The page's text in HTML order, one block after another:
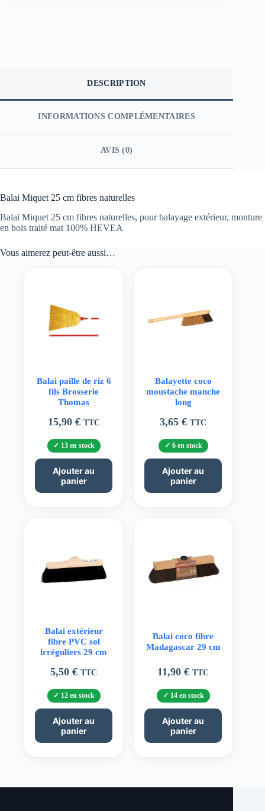
DESCRIPTION
INFORMATIONS COMPLÉMENTAIRES
AVIS (0)
Balai Miquet 25 cm fibres naturelles
Balai Miquet 25 cm fibres naturelles, pour balayage extérieur, monture
en bois traité mat 100% HEVEA
Vous aimerez peut-être aussi…
Balai paille de riz 6
fils Brosserie
Thomas
15,90 € TTC
13 en stock
Ajouter au
panier
Balayette coco
moustache manche
long
3,65€ TTC
6 en stock
Ajouter au
panier
Balai extérieur
fibre PVC sol
irréguliers 29 cm
5,50€ TTC
12 en stock
Ajouter au
panier
Balai coco fibre
Madagascar 29 cm
11,90€ TTC
14 en stock
Ajouter au
panier